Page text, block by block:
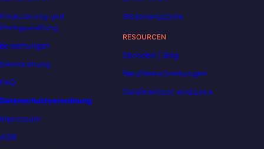
Finanzierung und
Preisgestaltung
Bewertungen
Hausordnung
FAQ
Datenschutzverordnung
Impressum
AGB
Stellenangebote
RESOURCEN
Decoded | Blog
Berufsbeschreibungen
DataScientest wird Liora